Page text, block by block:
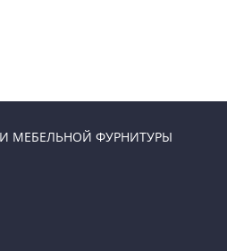
МЕБЕЛЬНОЙ ФУРНИТУРЫ